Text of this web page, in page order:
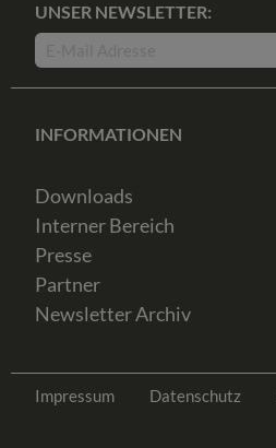
UNSER NEWSLETTER:
INFORMATIONEN
Downloads
Interner Bereich
Presse
Partner
Newsletter Archiv
Impressum Datenschutz